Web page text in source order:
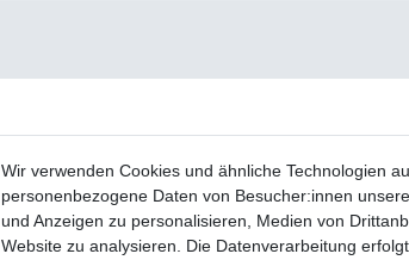
Wir verwenden Cookies und ähnliche Technologien
personenbezogene Daten von Besucher:innen
und Anzeigen zu personalisieren, Medien von
Website zu analysieren. Die Datenverarbeitung